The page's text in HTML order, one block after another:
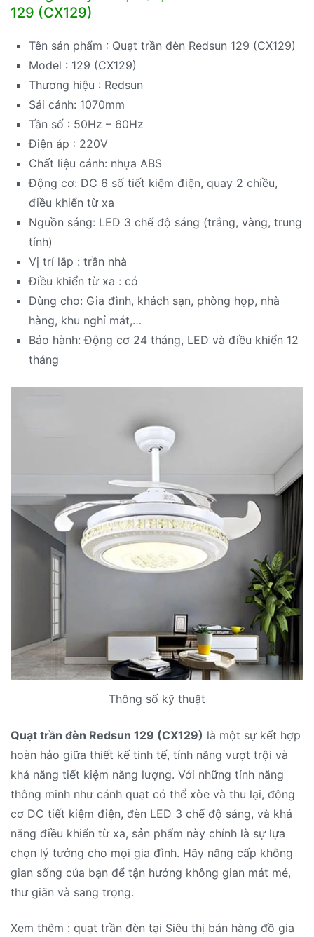
129 (CX129)
Tên sản phẩm : Quạt trần đèn Redsun 129 (CX129)
Model : 129 (CX129)
Thương hiệu : Redsun
Sải cánh: 1070mm
Tần số : 50Hz – 60Hz
Điện áp : 220V
Chất liệu cánh: nhựa ABS
Động cơ: DC 6 số tiết kiệm điện, quay 2 chiều,
điều khiển từ xa
Nguồn sáng: LED 3 chế độ sáng (trắng, vàng, trung
tính)
Vị trí lắp : trần nhà
Điều khiển từ xa : có
Dùng cho: Gia đình, khách sạn, phòng họp, nhà
hàng, khu nghỉ mát,…
Bảo hành: Động cơ 24 tháng, LED và điều khiển 12
tháng
Thông số kỹ thuật
Quạt trần đèn Redsun 129 (CX129) là một sự kết hợp
hoàn hảo giữa thiết kế tinh tế, tính năng vượt trội và
khả năng tiết kiệm năng lượng. Với những tính năng
thông minh như cánh quạt có thể xòe và thu lại, động
cơ DC tiết kiệm điện, đèn LED 3 chế độ sáng, và khả
năng điều khiển từ xa, sản phẩm này chính là sự lựa
chọn lý tưởng cho mọi gia đình. Hãy nâng cấp không
gian sống của bạn để tận hưởng không gian mát mẻ,
thư giãn và sang trọng.
Xem thêm : quạt trần đèn tại Siêu thị bán hàng đồ gia